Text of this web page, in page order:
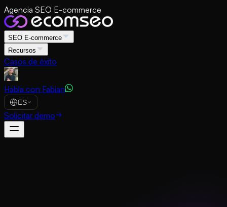
Agencia SEO E-commerce
SEO E-commerce
Recursos
Casos de éxito
Habla con Fabian
ES
Solicitar demo